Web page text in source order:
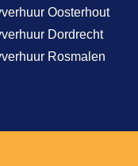
Oosterhout
Dordrecht
Rosmalen